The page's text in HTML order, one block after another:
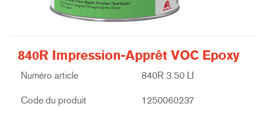
840R Impression-Apprêt VOC Epoxy
Numéro article 840R 3.50 LI
Code du produit 1250060237